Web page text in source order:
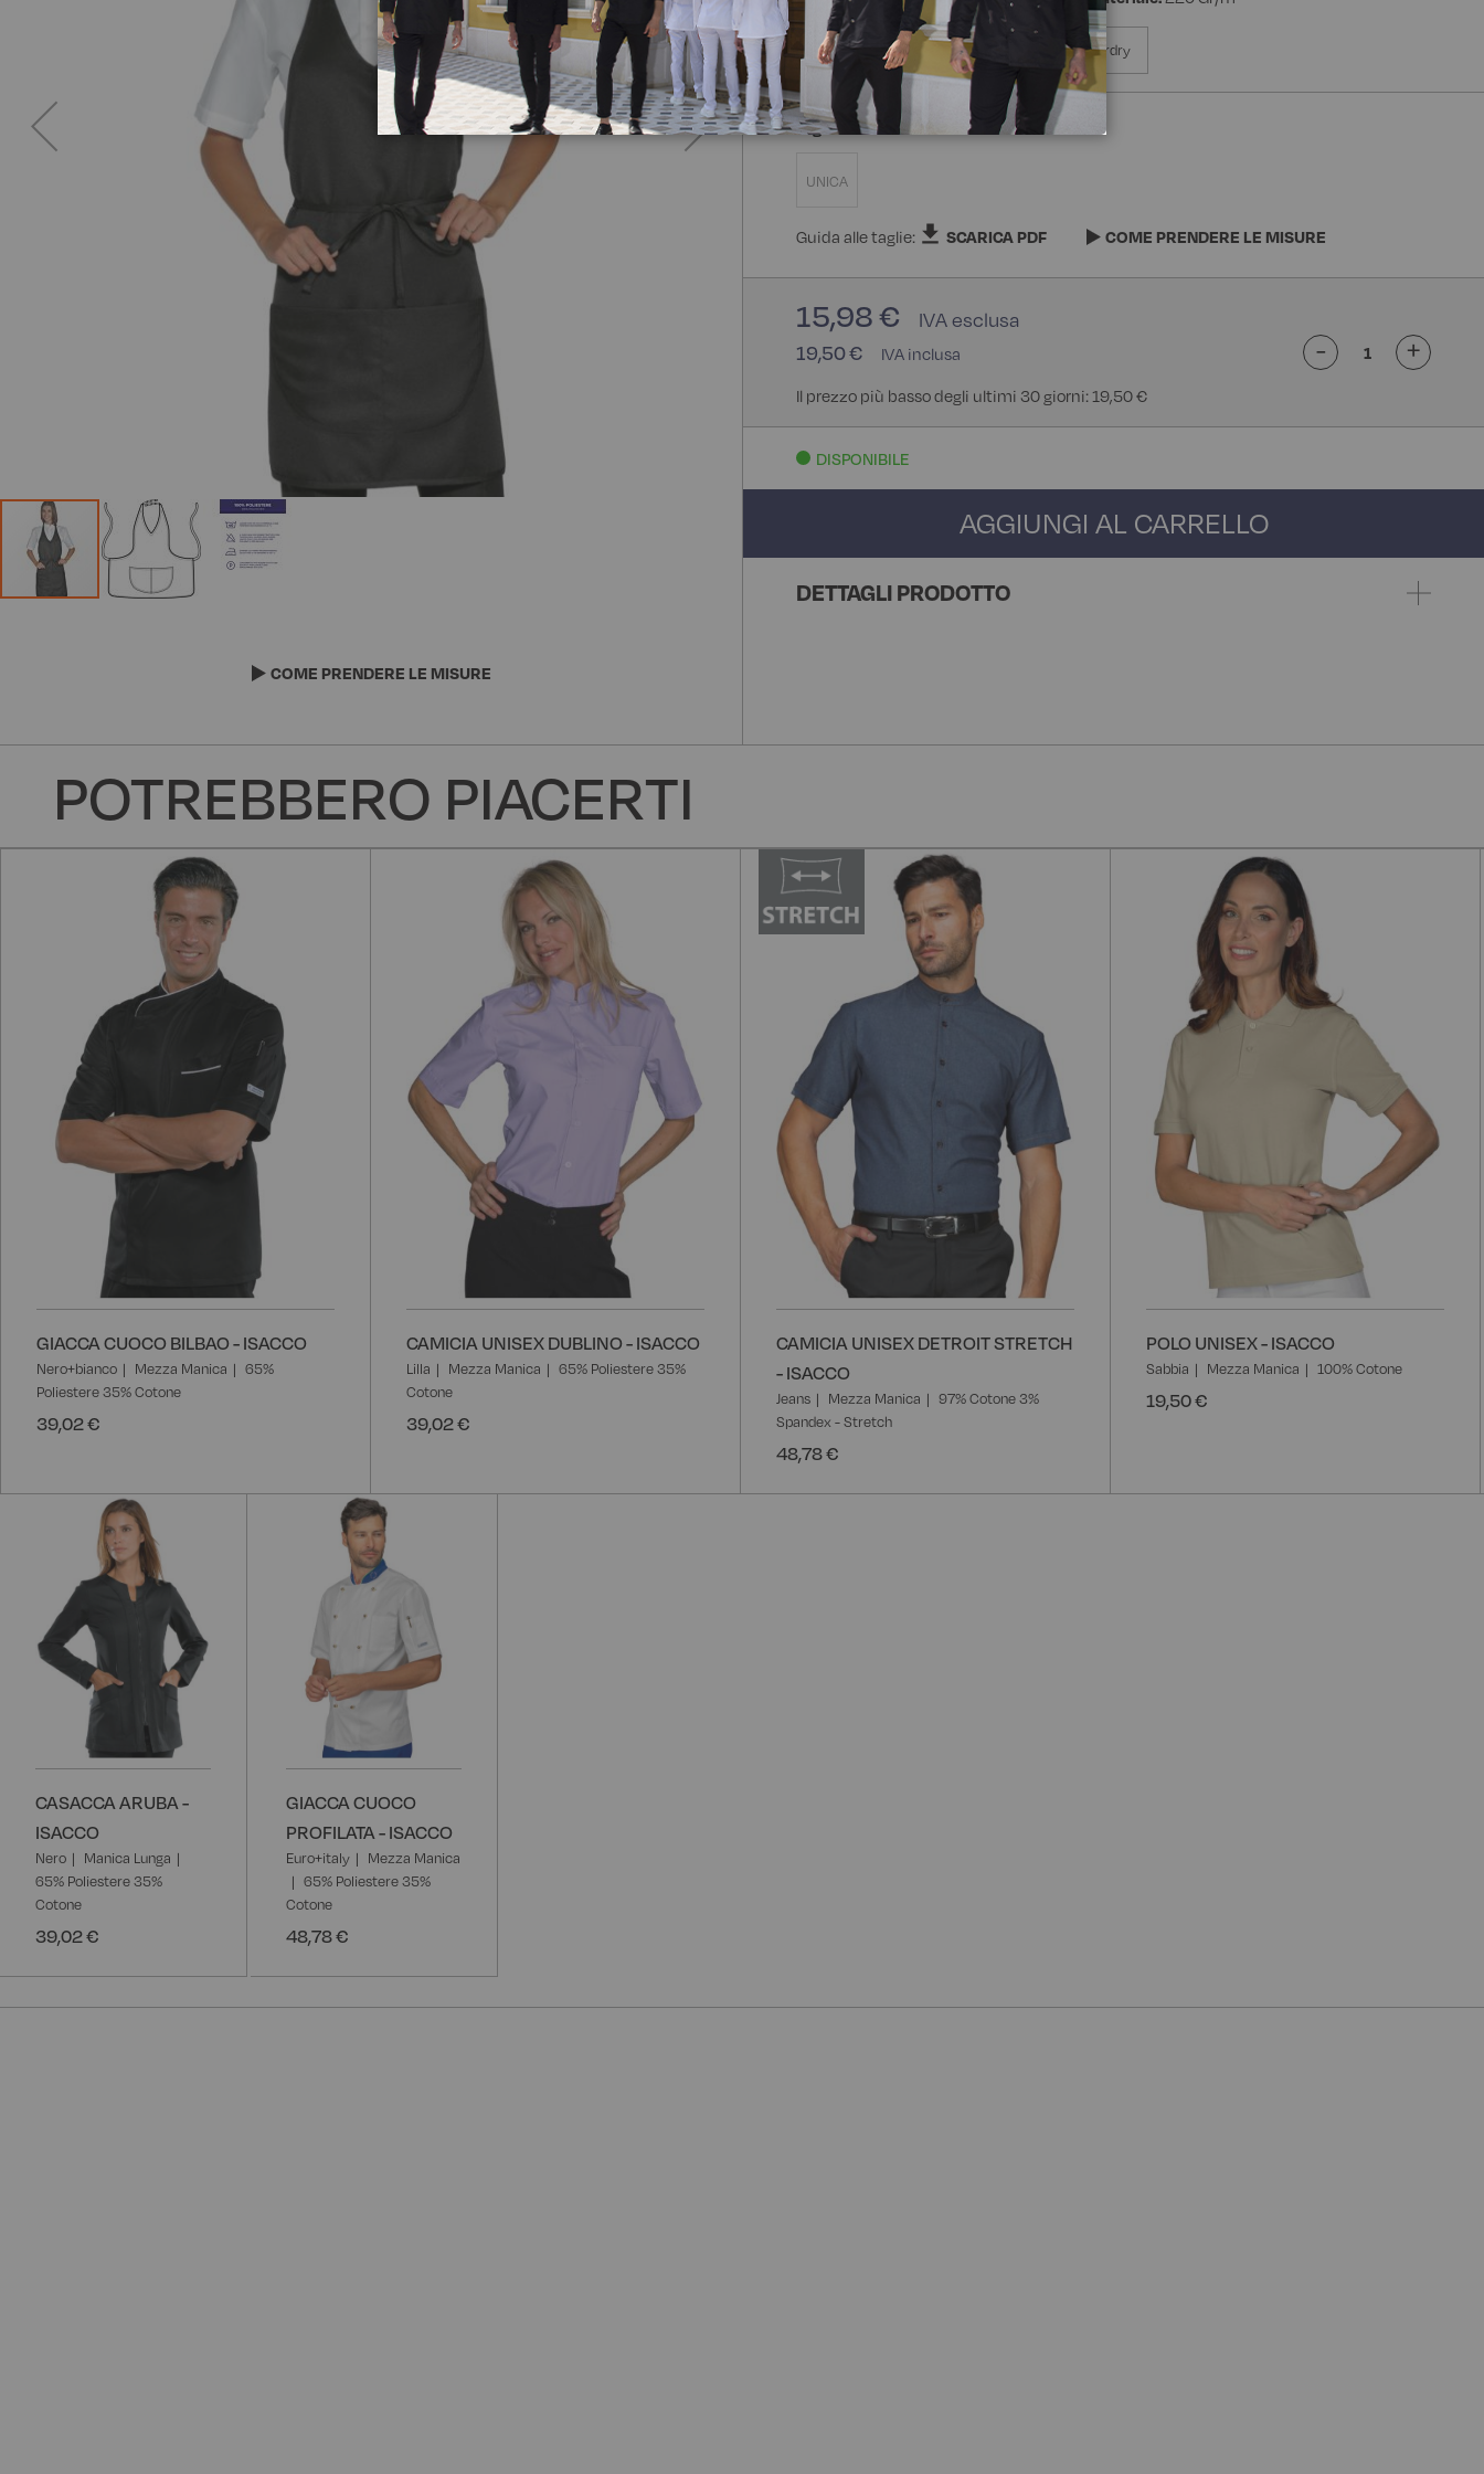
100% Poliestere 100% Poliestere Superdry
Taglia
UNICA
Guida alle taglie: SCARICA PDF COME PRENDERE LE MISURE
19,50 €
15,98 €
Il prezzo più basso degli ultimi 30 giorni: 19,50 €
- +
DISPONIBILE
AGGIUNGI AL CARRELLO
DETTAGLI PRODOTTO
immagini
COME PRENDERE LE MISURE
POTREBBERO PIACERTI
GIACCA CUOCO BILBAO - ISACCO
Nero+bianco Mezza Manica
65%
Poliestere 35% Cotone
39,02 €
CAMICIA UNISEX DUBLINO - ISACCO
Lilla Mezza Manica
65% Poliestere 35%
Cotone
39,02 €
CAMICIA UNISEX DETROIT STRETCH
- ISACCO
Jeans Mezza Manica
97% Cotone 3%
Spandex - Stretch
48,78 €
POLO UNISEX - ISACCO
Sabbia Mezza Manica 100% Cotone
19,50 €
CASACCA ARUBA -
ISACCO
Nero
Manica Lunga
65% Poliestere 35%
Cotone
39,02 €
GIACCA CUOCO
PROFILATA - ISACCO
Euro+italy
Mezza Manica
65% Poliestere 35%
Cotone
48,78 €